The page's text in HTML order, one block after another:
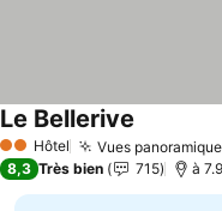
2 Étoiles
Hôtel Vues
Le Bellerive
8,3 Très bien 715 à